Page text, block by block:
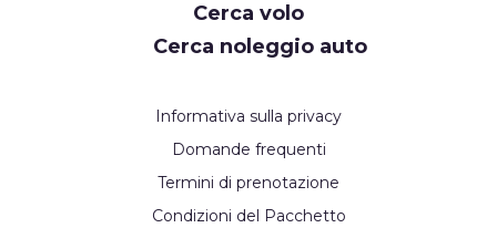
Cerca volo
Cerca noleggio auto
Informativa sulla privacy
Domande frequenti
Termini di prenotazione
Condizioni del Pacchetto